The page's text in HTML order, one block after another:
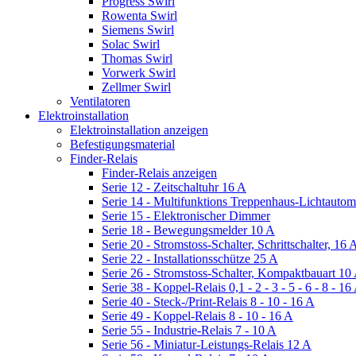
Rowenta Swirl
Siemens Swirl
Solac Swirl
Thomas Swirl
Vorwerk Swirl
Zellmer Swirl
Ventilatoren
Elektroinstallation
Elektroinstallation anzeigen
Befestigungsmaterial
Finder-Relais
Finder-Relais anzeigen
Serie 12 - Zeitschaltuhr 16 A
Serie 14 - Multifunktions Treppenhaus-
Serie 15 - Elektronischer Dimmer
Serie 18 - Bewegungsmelder 10 A
Serie 20 - Stromstoss-Schalter, Schrittschalter, 16
Serie 22 - Installationsschütze 25 A
Serie 26 - Stromstoss-Schalter, Kompaktbauart 10
Serie 38 - Koppel-Relais 0,1 - 2 - 3 - 5 - 6 - 8 - 16
Serie 40 - Steck-/Print-Relais 8 - 10 - 16 A
Serie 49 - Koppel-Relais 8 - 10 - 16 A
Serie 55 - Industrie-Relais 7 - 10 A
Serie 56 - Miniatur-Leistungs-Relais 12 A